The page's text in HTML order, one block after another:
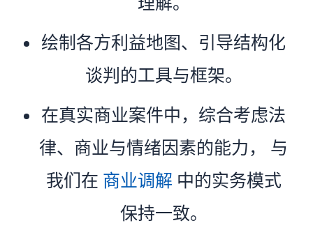
绘制各方利益地图、引导结构化
谈判的工具与框架。
在真实商业案件中，综合考虑法
律、商业与情绪因素的能力， 与
我们在 商业调解 中的实务模式
保持一致。